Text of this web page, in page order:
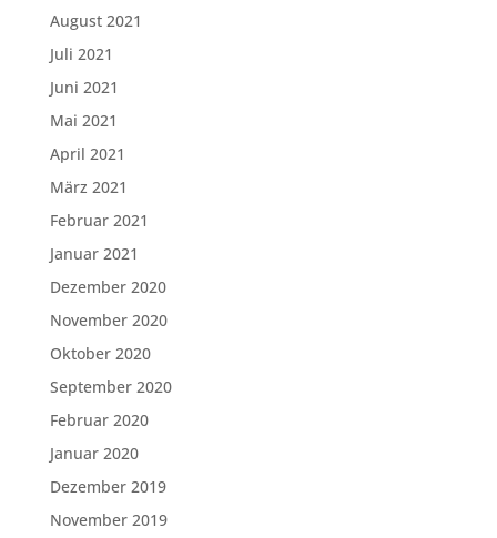
August 2021
Juli 2021
Juni 2021
Mai 2021
April 2021
März 2021
Februar 2021
Januar 2021
Dezember 2020
November 2020
Oktober 2020
September 2020
Februar 2020
Januar 2020
Dezember 2019
November 2019